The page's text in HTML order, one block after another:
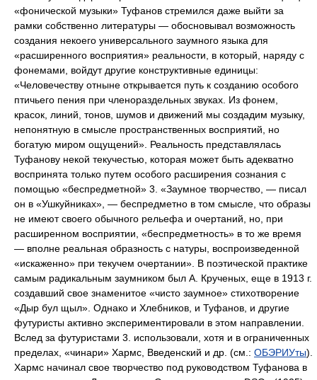
«фонической музыки» Туфанов стремился даже выйти за
рамки собственно литературы — обосновывал возможность
создания некоего универсального заумного языка для
«расширенного восприятия» реальности, в который, наряду с
фонемами, войдут другие конструктивные единицы:
«Человечеству отныне открывается путь к созданию особого
птичьего пения при членораздельных звуках. Из фонем,
красок, линий, тонов, шумов и движений мы создадим музыку,
непонятную в смысле пространственных восприятий, но
богатую миром ощущений». Реальность представлялась
Туфанову некой текучестью, которая может быть адекватно
воспринята только путем особого расширения сознания с
помощью «беспредметной» 3. «Заумное творчество, — писал
он в «Ушкуйниках», — беспредметно в том смысле, что образы
не имеют своего обычного рельефа и очертаний, но, при
расширенном восприятии, «беспредметность» в то же время
— вполне реальная образность с натуры, воспроизведенной
«искаженно» при текучем очертании». В поэтической практике
самым радикальным заумником был А. Крученых, еще в 1913 г.
создавший свое знаменитое «чисто заумное» стихотворение
«Дыр бул щыл». Однако и Хлебников, и Туфанов, и другие
футуристы активно экспериментировали в этом направлении.
Вслед за футуристами 3. использовали, хотя и в ограниченных
пределах, «чинари» Хармс, Введенский и др. (см.: ОБЭРИУты).
Хармс начинал свое творчество под руководством Туфанова в